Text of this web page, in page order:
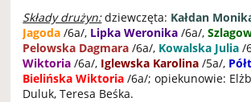
Składy drużyn:dziewczęta: Kałdan
Jagoda /6a/, Lipka Weronika /6a/,
Pelowska Dagmara /6a/, Kowalska Julia /
Wiktoria /6a/, Iglewska Karolina /5a/,
Bielińska Wiktoria /6a/; opiekunowie:
Duluk, Teresa Beśka.